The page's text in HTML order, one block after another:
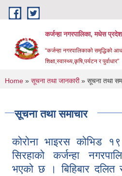
Skip to main content
कर्जन्हा नगरपालिका, मधेस प्रदेश
“कर्जन्हा नगरपालिकाको समृद्धिको
शिक्षा,स्वास्थ्य,कृषि,पर्यटन र पुर्वाधार”
You are here
Home » सूचना तथा जानकारी» सूचना तथा
सूचना तथा समाचार
कोरोना भाइरस कोभिड
सिरहाको कर्जन्हा
भएको छ । बिहिबार दलित